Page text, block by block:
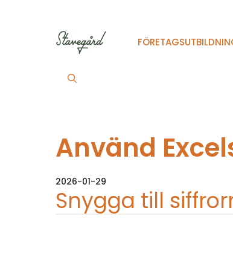
Använd
2026-01-29
Snygga till